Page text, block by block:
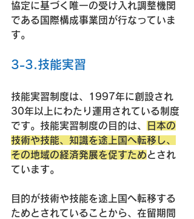
協定に基づく唯一の受け入れ調整機関
である国際構成事業団が行なっていま
す。
3-3.技能実習
技能実習制度は、1997年に創設され
30年以上にわたり運用されている制度
です。技能実習制度の目的は、
日本の
技術や技能、知識を途上国へ転移し、
その地域の経済発展を促すためとされ
ています。
目的が技術や技能を途上国へ転移する
ためとされていることから、在留期間